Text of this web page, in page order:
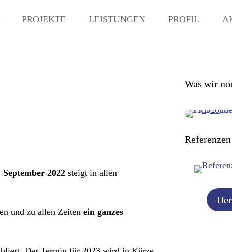
PROJEKTE LEISTUNGEN PROFIL
September 2022steigt in allen
und zu allen Zeiten ein ganzes
Was wir
Referenzen